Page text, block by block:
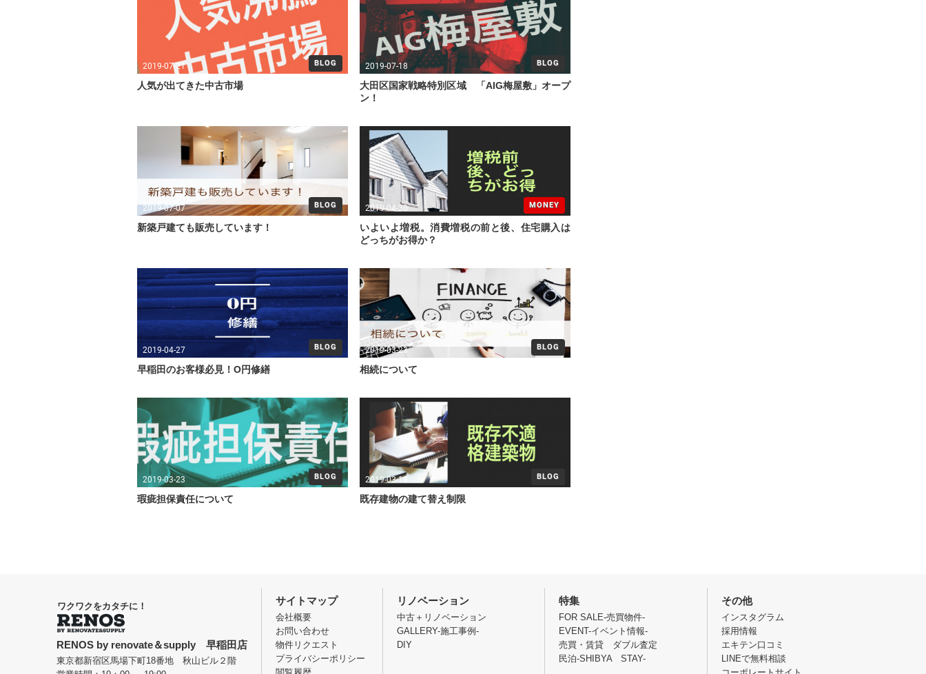
2019-07-21 BLOG
人気が出てきた中古市場
2019-07-18 BLOG
大田区国家戦略特別区域 「AIG梅屋敷」オープ
ン！
2019-07-07 BLOG
新築戸建ても販売しています！
2019-04-30 MONEY
いよいよ増税。消費増税の前と後、住宅購入は
どっちがお得か？
2019-04-27 BLOG
早稲田のお客様必見！O円修繕
2019-03-23 BLOG
相続について
2019-03-23 BLOG
瑕疵担保責任について
2019-03-18 BLOG
既存建物の建て替え制限
ワクワクをカタチに！
RENOS by renovate＆supply 早稲田店
東京都新宿区馬場下町18番地 秋山ビル２階
サイトマップ
会社概要
お問い合わせ
物件リクエスト
プライバシーポリシー
リノベーション
中古＋リノベーション
GALLERY-施工事例-
DIY
特集
FOR SALE-売買物件-
EVENT-イベント情報-
売買・賃貸 ダブル査定
民泊-SHIBYA STAY-
その他
インスタグラム
採用情報
エキテン口コミ
LINEで無料相談